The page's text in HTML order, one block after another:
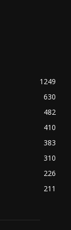
1249
630
482
410
383
310
226
211